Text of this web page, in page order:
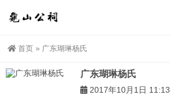
首页 » 广东瑚琳杨氏
广东瑚琳杨氏
2017年10月1日 11:13